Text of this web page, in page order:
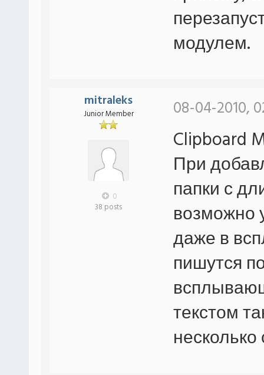
модулем.
mitraleks
Junior Member
0
38 posts
08-04-2010,
Clipboard
При
папки с
возможно
даже в
пишутся
текстом
несколько